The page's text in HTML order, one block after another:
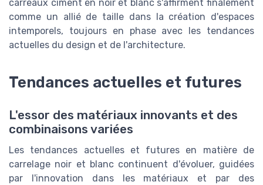
carreaux ciment en noir et blanc s'affirment finalement
comme un allié de taille dans la création d'espaces
intemporels, toujours en phase avec les tendances
actuelles du design et de l'architecture.
Tendances actuelles et futures
L'essor des matériaux innovants et des
combinaisons variées
Les tendances actuelles et futures en matière de
carrelage noir et blanc continuent d'évoluer, guidées
par l'innovation dans les matériaux et par des